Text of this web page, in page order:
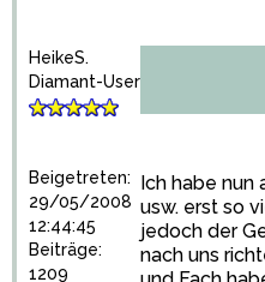
HeikeS.
Diamant-User
Beigetreten:
29/05/2008
12:44:45
Beiträge:
1209
Ich habe
usw. erst so
jedoch der
nach uns